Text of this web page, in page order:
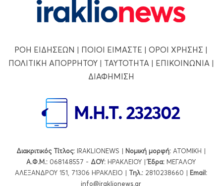
ΡΟΗ ΕΙΔΗΣΕΩΝ | ΠΟΙΟΙ ΕΙΜΑΣΤΕ | ΟΡΟΙ ΧΡΗΣΗΣ |
ΠΟΛΙΤΙΚΗ ΑΠΟΡΡΗΤΟΥ| ΤΑΥΤΟΤΗΤΑ | ΕΠΙΚΟΙΝΩΝΙΑ |
ΔΙΑΦΗΜΙΣΗ
Διακριτικός Τίτλος: IRAKLIONEWS | Νομική μορφή: ΑΤΟΜΙΚΗ |
Α.Φ.Μ.: 068148557 - ΔΟΥ: ΗΡΑΚΛΕΙΟΥ |Έδρα: ΜΕΓΑΛΟΥ
ΑΛΕΞΑΝΔΡΟΥ 151, 71306 ΗΡΑΚΛΕΙΟ | Τηλ.: 2810238660 | Εmail:
info@iraklionews.gr